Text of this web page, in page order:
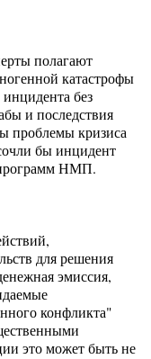
полагают
катастрофы
без
и последствия
проблемы кризиса
бы инцидент
программ НМП.
для решения
эмиссия,
конфликта"
это может быть не